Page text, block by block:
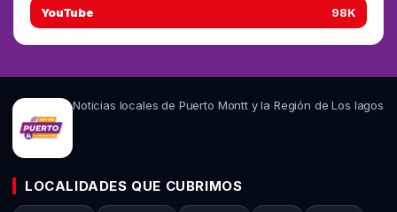
YouTube 98K
Noticias locales de Puerto Montt y la Región de Los lagos
LOCALIDADES QUE CUBRIMOS